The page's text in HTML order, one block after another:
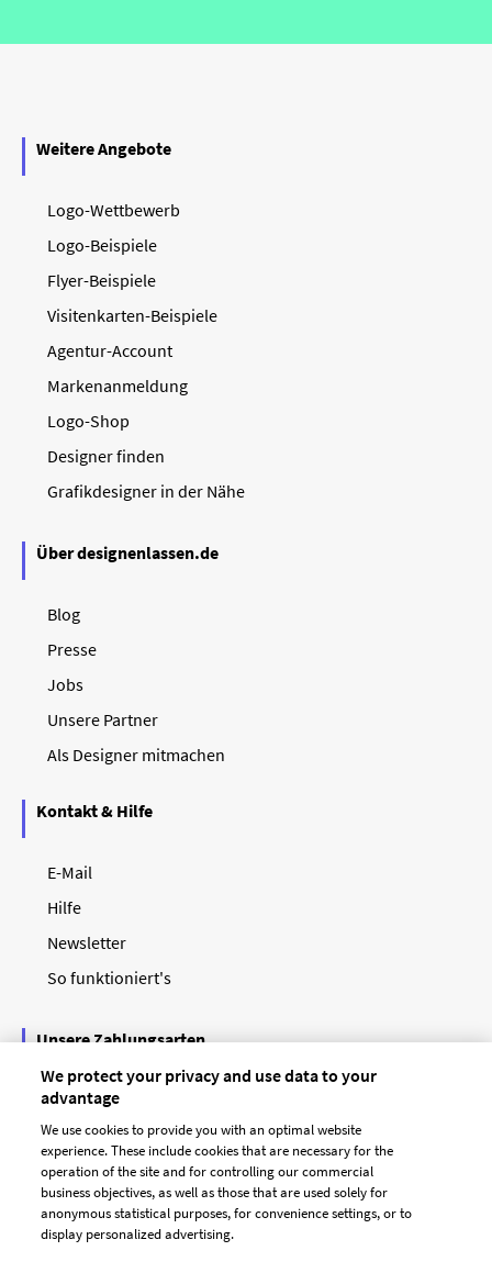
Weitere Angebote
Logo-Wettbewerb
Logo-Beispiele
Flyer-Beispiele
Visitenkarten-Beispiele
Agentur-Account
Markenanmeldung
Logo-Shop
Designer finden
Grafikdesigner in der Nähe
Über designenlassen.de
Blog
Presse
Jobs
Unsere Partner
Als Designer mitmachen
Kontakt & Hilfe
E-Mail
Hilfe
Newsletter
So funktioniert's
Unsere Zahlungsarten
We protect your privacy and use data to your
advantage
We use cookies to provide you with an optimal website
experience. These include cookies that are necessary for the
operation of the site and for controlling our commercial
business objectives, as well as those that are used solely for
anonymous statistical purposes, for convenience settings, or to
display personalized advertising.